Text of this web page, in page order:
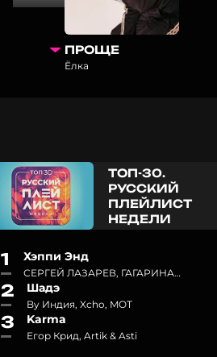
ПРОЩЕ
Ёлка
ТОП-30.
РУССКИЙ
ПЛЕЙЛИСТ
НЕДЕЛИ
1 Хэппи Энд
СЕРГЕЙ ЛАЗАРЕВ, ГАГАРИНА
ПОЛИНА
2 Шадэ
By Индия, Xcho, MOT
3 Karma
Егор Крид, Artik & Asti